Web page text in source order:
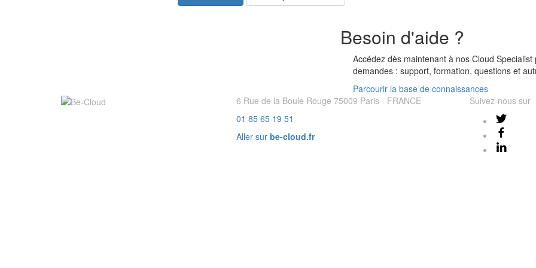
Besoin d'aide ?
Accédez dès maintenant à nos Cloud Specialist
demandes : support, formation, questions et
Parcourir la base de connaissances
6 Rue de la Boule Rouge 75009 Paris - FRANCE
01 85 65 19 51
Aller sur be-cloud.fr
Suivez-nous sur